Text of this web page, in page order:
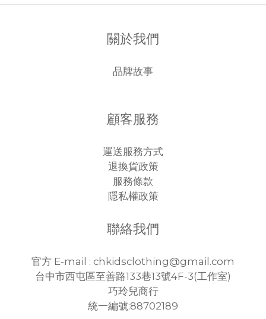
關於我們
品牌故事
顧客服務
運送服務方式
退換貨政策
服務條款
隱私權政策
聯絡我們
官方 E-mail : chkidsclothing@gmail.com
台中市西屯區至善路133巷13號4F-3(工作室)
巧玲兒商行
統一編號:88702189